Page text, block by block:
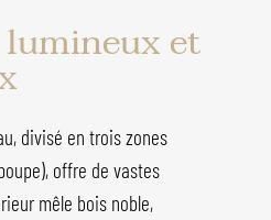
et
divisé en trois zones
offre de vastes
mêle bois noble,